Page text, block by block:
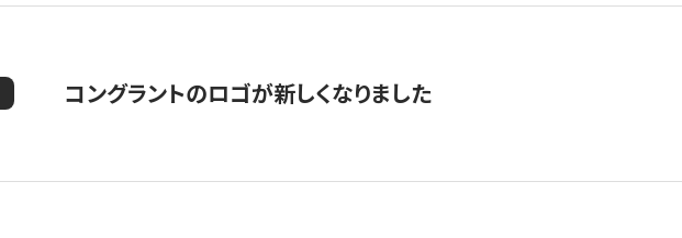
コングラントのロゴが新しくなりました